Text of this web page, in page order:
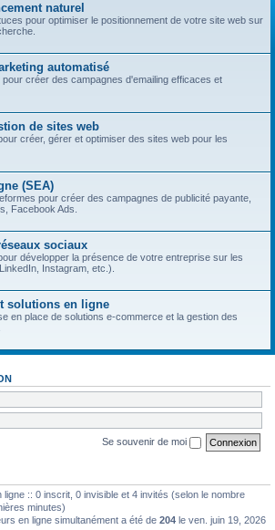
naturel
pour optimiser le positionnement de votre site web sur
automatisé
pour créer des campagnes d'emailing efficaces et
de sites web
créer, gérer et optimiser des sites web pour les
(SEA)
pour créer des campagnes de publicité payante,
Facebook Ads.
sociaux
développer la présence de votre entreprise sur les
Instagram, etc.).
solutions en ligne
en place de solutions e-commerce et la gestion des
Se souvenir de moi
ligne :: 0 inscrit, 0 invisible et 4 invités (selon le nombre
minutes)
en ligne simultanément a été de 204 le ven. juin 19, 2026